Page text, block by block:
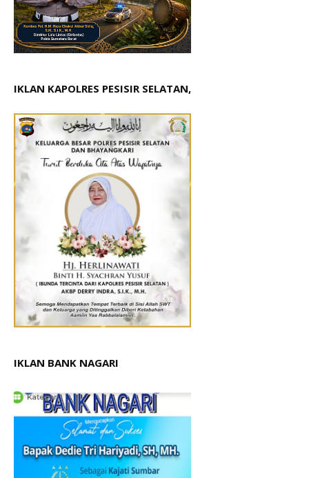
IKLAN KAPOLRES PESISIR SELATAN,
IKLAN BANK NAGARI